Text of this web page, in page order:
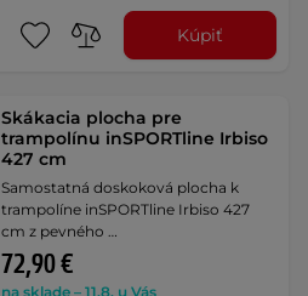
Kúpiť
Skákacia plocha pre
trampolínu inSPORTline Irbiso
427 cm
Samostatná doskoková plocha k
trampolíne inSPORTline Irbiso 427
cm z pevného …
72,90 €
na sklade – 11.8. u Vás